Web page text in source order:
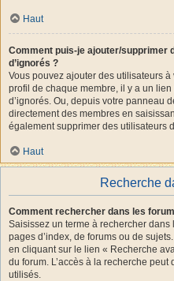
Haut
Comment puis-je ajouter/supprimer
d’ignorés ?
Vous pouvez ajouter des utilisateurs
profil de chaque membre, il y a un lien
d’ignorés. Ou, depuis votre panneau
directement des membres en
également supprimer des utilisateurs
Haut
Recherche
Comment rechercher dans les
Saisissez un terme à rechercher
pages d’index, de forums ou de
en cliquant sur le lien « Recherche
du forum. L’accès à la recherche
utilisés.